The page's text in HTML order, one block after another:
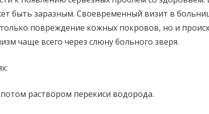
быть заразным. Своевременный визит в
повреждение кожных покровов, но и
чаще всего через слюну больного зверя.
раствором перекиси водорода.